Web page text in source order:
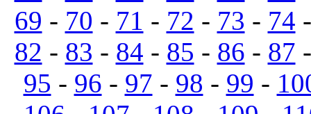
69 - 70 - 71 - 72 - 73 - 74
82 - 83 - 84 - 85 - 86 - 87
95 - 96 - 97 - 98 - 99 -